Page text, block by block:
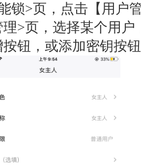
锁>页，点击【用户
理>页，选择某个用户
钮，或添加密钥按钮